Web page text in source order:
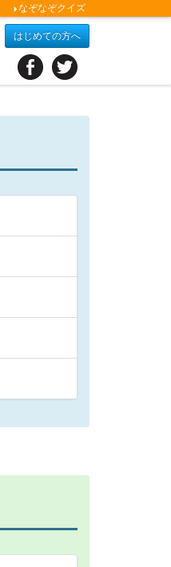
なぞなぞクイズ
はじめての方へ